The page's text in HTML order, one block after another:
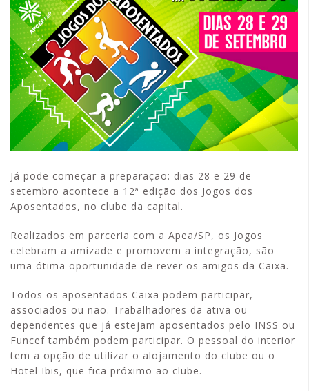
Já pode começar a preparação: dias 28 e 29 de
setembro acontece a 12ª edição dos Jogos dos
Aposentados, no clube da capital.
Realizados em parceria com a Apea/SP, os Jogos
celebram a amizade e promovem a integração, são
uma ótima oportunidade de rever os amigos da Caixa.
Todos os aposentados Caixa podem participar,
associados ou não. Trabalhadores da ativa ou
dependentes que já estejam aposentados pelo INSS ou
Funcef também podem participar. O pessoal do interior
tem a opção de utilizar o alojamento do clube ou o
Hotel Ibis, que fica próximo ao clube.